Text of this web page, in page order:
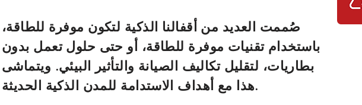
صُممت العديد من أقفالنا الذكية لتكون موفرة للطاقة،
باستخدام تقنيات موفرة للطاقة، أو حتى حلول تعمل بدون
بطاريات، لتقليل تكاليف الصيانة والتأثير البيئي. ويتماشى
هذا مع أهداف الاستدامة للمدن الذكية الحديثة.